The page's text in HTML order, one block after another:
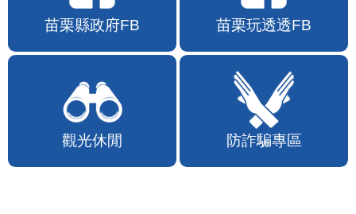
苗栗縣政府FB 苗栗玩透透FB
觀光休閒 防詐騙專區